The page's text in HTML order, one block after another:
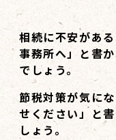
相続に不安があ
事務所へ」と書
でしょう。
節税対策が気に
せください」と
しょう。